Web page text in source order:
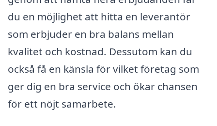
du en möjlighet att hitta en leverantör
som erbjuder en bra balans mellan
kvalitet och kostnad. Dessutom kan du
också få en känsla för vilket företag som
ger dig en bra service och ökar chansen
för ett nöjt samarbete.